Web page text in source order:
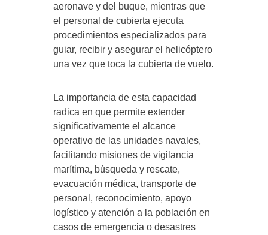
aeronave y del buque, mientras que
el personal de cubierta ejecuta
procedimientos especializados para
guiar, recibir y asegurar el helicóptero
una vez que toca la cubierta de vuelo.
La importancia de esta capacidad
radica en que permite extender
significativamente el alcance
operativo de las unidades navales,
facilitando misiones de vigilancia
marítima, búsqueda y rescate,
evacuación médica, transporte de
personal, reconocimiento, apoyo
logístico y atención a la población en
casos de emergencia o desastres